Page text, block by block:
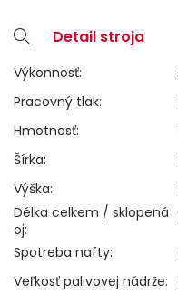
Detail stroja
Výkonnosť:
Pracovný tlak:
Hmotnosť:
Šírka:
Výška:
Délka celkem / sklopená
oj:
Spotreba nafty:
Veľkosť palivovej nádrže: